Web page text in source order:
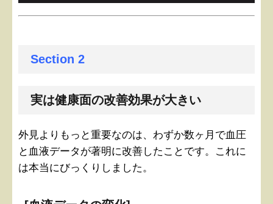
Section 2
実は健康面の改善効果が大きい
外見よりもっと重要なのは、わずか数ヶ月で血圧
と血液データが著明に改善したことです。これに
は本当にびっくりしました。